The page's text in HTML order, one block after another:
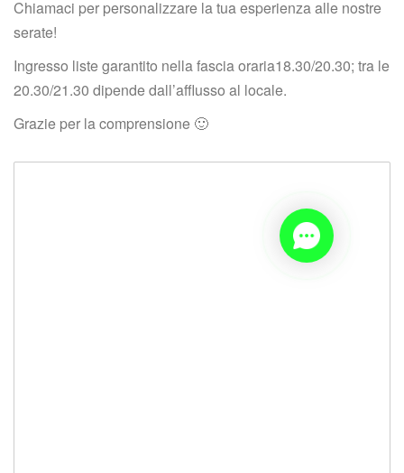
Chiamaci per personalizzare la tua esperienza alle nostre
erate!
Ingresso liste garantito nella fascia oraria18.30/20.30; tra le
20.30/21.30 dipende dall’afflusso al locale.
Grazie per la comprensione 🙂